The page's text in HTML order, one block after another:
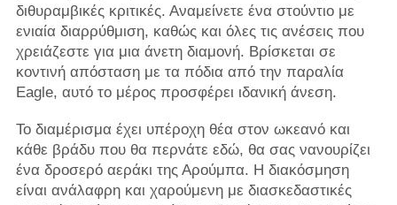
διθυραμβικές κριτικές. Αναμείνετε ένα στούντιο με
ενιαία διαρρύθμιση, καθώς και όλες τις ανέσεις που
χρειάζεστε για μια άνετη διαμονή. Βρίσκεται σε
κοντινή απόσταση με τα πόδια από την παραλία
Eagle, αυτό το μέρος προσφέρει ιδανική άνεση.
Το διαμέρισμα έχει υπέροχη θέα στον ωκεανό και
κάθε βράδυ που θα περνάτε εδώ, θα σας νανουρίζει
ένα δροσερό αεράκι της Αρούμπα. Η διακόσμηση
είναι ανάλαφρη και χαρούμενη με διασκεδαστικές